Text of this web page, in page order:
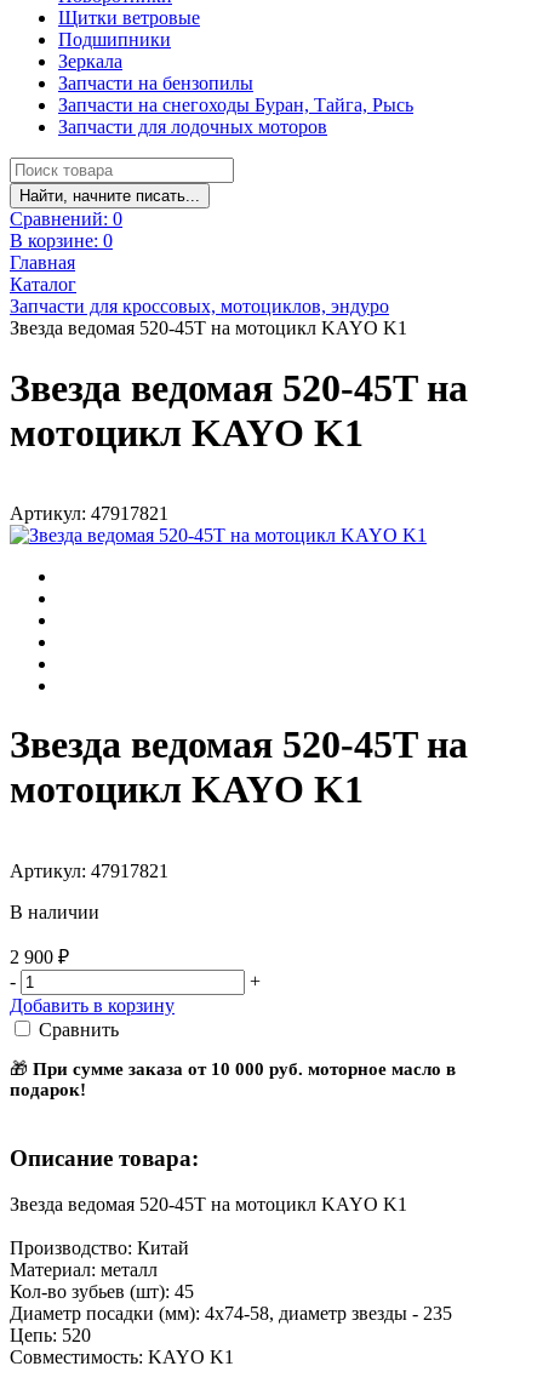
Щитки ветровые
Подшипники
Зеркала
Запчасти на бензопилы
Запчасти на снегоходы Буран, Тайга, Рысь
Запчасти для лодочных моторов
Найти, начните писать...
Сравнений: 0
В корзине: 0
Главная
Каталог
Запчасти для кроссовых, мотоциклов, эндуро
Звезда ведомая 520-45T на мотоцикл KAYO K1
Звезда ведомая 520-45T на
мотоцикл KAYO K1
Артикул: 47917821
Звезда ведомая 520-45T на
мотоцикл KAYO K1
Артикул: 47917821
В наличии
2 900 ₽
-
+
Добавить в корзину
Сравнить
🎁 При сумме заказа от 10 000 руб. моторное масло в
подарок!
Описание товара:
Звезда ведомая 520-45T на мотоцикл KAYO K1
Производство: Китай
Материал: металл
Кол-во зубьев (шт): 45
Диаметр посадки (мм): 4x74-58, диаметр звезды - 235
Цепь: 520
Совместимость: KAYO K1